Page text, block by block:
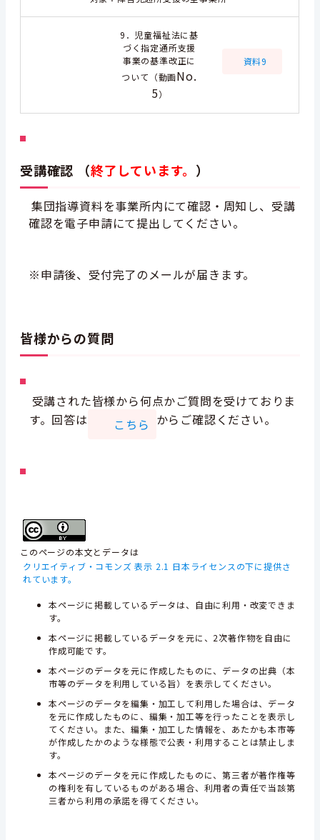
9．児童福祉法に基
づく指定通所支援
事業の基準改正に
ついて（動画No.
5）
資料9
受講確認 （終了しています。 ）
集団指導資料を事業所内にて確認・周知し、受講
確認を電子申請にて提出してください。
※申請後、受付完了のメールが届きます。
皆様からの質問
受講された皆様から何点かご質問を受けておりま
す。回答は
こちら からご確認ください。
このページの本文とデータは
クリエイティブ・コモンズ 表示 2.1 日本ライセンスの下に提供さ
れています。
本ページに掲載しているデータは、自由に利用・改変できま
す。
本ページに掲載しているデータを元に、2次著作物を自由に
作成可能です。
本ページのデータを元に作成したものに、データの出典（本
市等のデータを利用している旨）を表示してください。
本ページのデータを編集・加工して利用した場合は、データ
を元に作成したものに、編集・加工等を行ったことを表示し
てください。また、編集・加工した情報を、あたかも本市等
が作成したかのような様態で公表・利用することは禁止しま
す。
本ページのデータを元に作成したものに、第三者が著作権等
の権利を有しているものがある場合、利用者の責任で当該第
三者から利用の承諾を得てください。